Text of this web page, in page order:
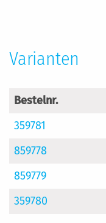
Varianten
Bestelnr.
359781
859778
859779
359780